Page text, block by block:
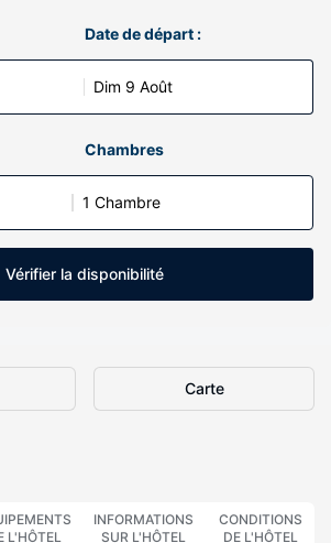
Date de départ :
Dim 9 Août
Chambres
1 Chambre
Vérifier la disponibilité
Carte
L'HÔTEL
INFORMATIONS
SUR L'HÔTEL
CONDITIONS
DE L'HÔTEL